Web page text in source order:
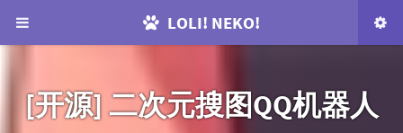
LOLI! NEKO!
[开源] 二次元搜图QQ机器人